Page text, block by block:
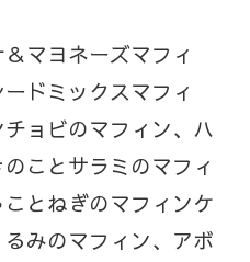
マヨネーズマフィ
ドミックスマフィ
ョビのマフィン、ハ
ことサラミのマフィ
とねぎのマフィンケ
みのマフィン、アボ